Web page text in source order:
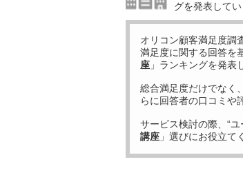
グを発表してい
オリコン顧客満足度調
満足度に関する回答を
座 」ランキングを発表
総合満足度だけでなく
らに回答者の口コミや
サービス検討の際、“
講座 」選びにお役立て